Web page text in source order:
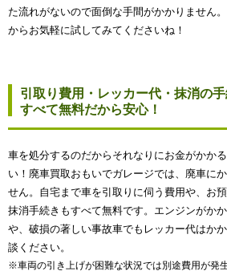
た流れがないので面倒な手間がかかりません
からお気軽に試してみてくださいね！
引取り費用・レッカー代・抹消の
すべて無料だから安心！
車を処分するのだからそれなりにお金がかか
い！廃車買取おもいでガレージでは、廃車に
せん。自宅まで車を引取りに伺う費用や、お
抹消手続きもすべて無料です。エンジンがか
や、破損の著しい事故車でもレッカー代はか
談ください。
※車両の引き上げが困難な状況では別途費用が発